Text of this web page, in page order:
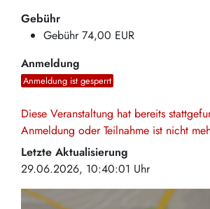
Gebühr
Gebühr 74,00 EUR
Anmeldung
Anmeldung ist gesperrt
Diese Veranstaltung hat bereits
Anmeldung oder Teilnahme ist nicht
Letzte Aktualisierung
29.06.2026, 10:40:01 Uhr